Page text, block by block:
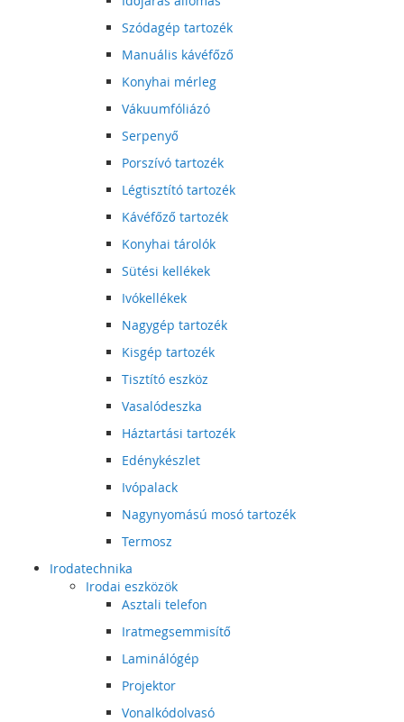
Szódagép tartozék
Manuális kávéfőző
Konyhai mérleg
Vákuumfóliázó
Serpenyő
Porszívó tartozék
Légtisztító tartozék
Kávéfőző tartozék
Konyhai tárolók
Sütési kellékek
Ivókellékek
Nagygép tartozék
Kisgép tartozék
Tisztító eszköz
Vasalódeszka
Háztartási tartozék
Edénykészlet
Ivópalack
Nagynyomású mosó tartozék
Termosz
Irodatechnika
Irodai eszközök
Asztali telefon
Iratmegsemmisítő
Laminálógép
Projektor
Vonalkódolvasó